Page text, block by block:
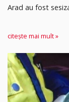
Arad au fost
citește mai mult »